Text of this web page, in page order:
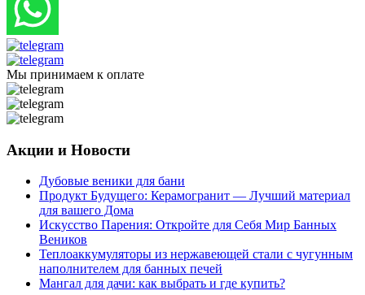
Мы принимаем к оплате
Акции и Новости
Дубовые веники для бани
Продукт Будущего: Керамогранит — Лучший материал
для вашего Дома
Искусство Парения: Откройте для Себя Мир Банных
Веников
Теплоаккумуляторы из нержавеющей стали с чугунным
наполнителем для банных печей
Мангал для дачи: как выбрать и где купить?